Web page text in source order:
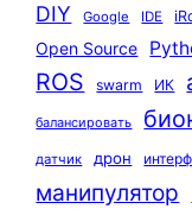
DIY Google IDE
Open Source
ROS swarm ИК
балансировать
датчик дрон
манипулятор